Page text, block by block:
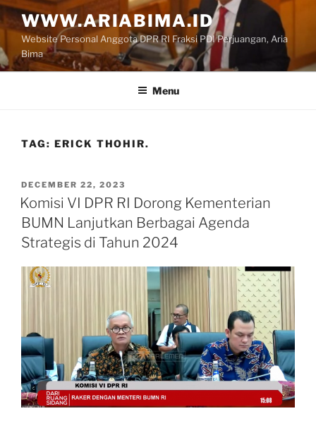
Skip
to
content
WWW.ARIABIMA.ID
Website Personal Anggota DPR RI Fraksi PDI Perjuangan, Aria
Bima
Menu
TAG: ERICK THOHIR.
POSTED
ON
DECEMBER 22, 2023
Komisi VI DPR RI Dorong Kementerian
BUMN Lanjutkan Berbagai Agenda
Strategis di Tahun 2024